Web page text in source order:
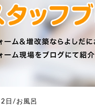
日/お風呂